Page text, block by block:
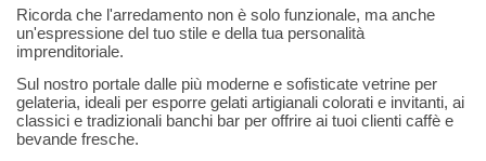
Ricorda che l'arredamento non è solo funzionale, ma anche
un'espressione del tuo stile e della tua personalità
imprenditoriale.
Sul nostro portale dalle più moderne e sofisticate vetrine per
gelateria, ideali per esporre gelati artigianali colorati e invitanti, ai
classici e tradizionali banchi bar per offrire ai tuoi clienti caffè e
bevande fresche.